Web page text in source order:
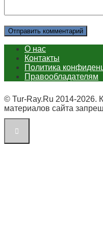
О нас
Контакты
Политика
Правообладателям
© Tur-Ray.Ru 2014-2026.
материалов сайта